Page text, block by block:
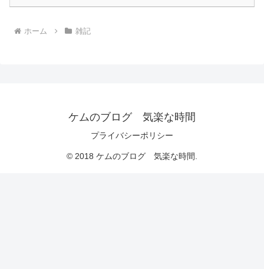
ホーム 雑記
ケムのブログ 気楽な時間
プライバシーポリシー
© 2018 ケムのブログ 気楽な時間.